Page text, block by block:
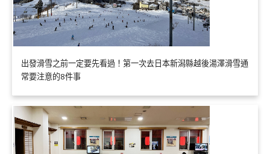
出發滑雪之前一定要先看過！第一次去日本新潟縣越後湯澤滑雪通
常要注意的8件事